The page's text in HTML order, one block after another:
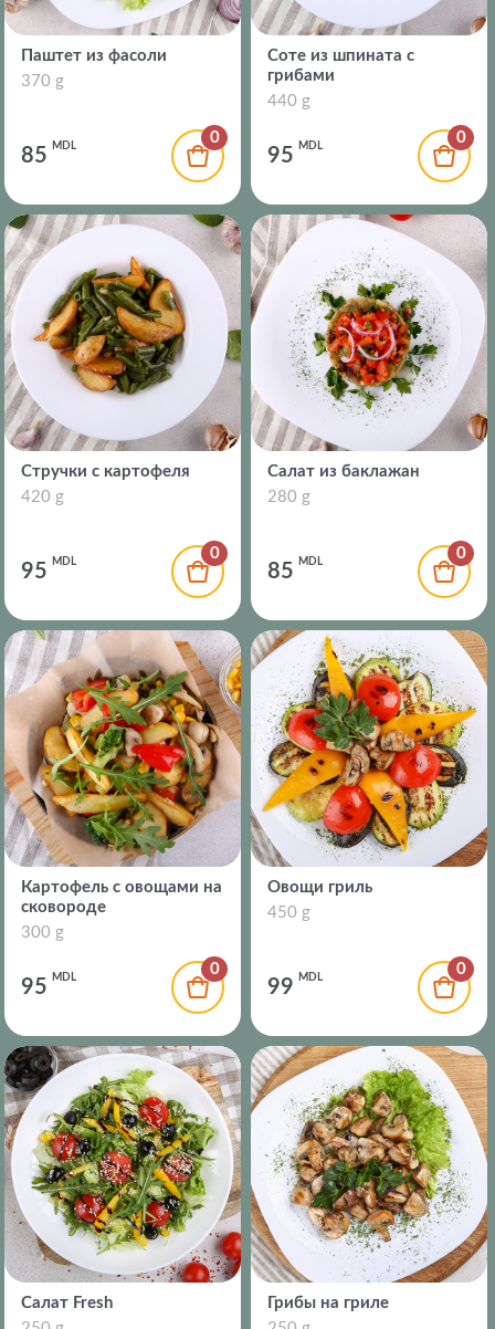
Паштет из фасоли
370 g
85 MDL 0
Соте из шпината с
грибами
440 g
95 MDL 0
Стручки с картофеля
420 g
95 MDL 0
Салат из баклажан
280 g
85 MDL 0
Картофель с овощами на
сковороде
300 g
95 MDL 0
Овощи гриль
450 g
99 MDL 0
Салат Fresh
Грибы на гриле